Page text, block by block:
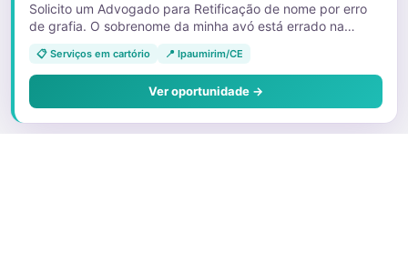
Solicito um Advogado para Retificação de nome por erro
de grafia. O sobrenome da minha avó está errado na
não está conseguindo emitir as vias dos documentos que
foram furtados. 11992613079
📋 Serviços em cartório 📍 Ipaumirim/CE
Ver oportunidade →